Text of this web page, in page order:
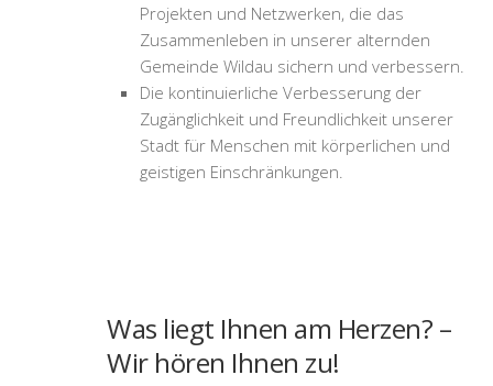
Projekten und Netzwerken, die das
Zusammenleben in unserer alternden
Gemeinde Wildau sichern und verbessern.
Die kontinuierliche Verbesserung der
Zugänglichkeit und Freundlichkeit unserer
Stadt für Menschen mit körperlichen und
geistigen Einschränkungen.
Was liegt Ihnen am Herzen? –
Wir hören Ihnen zu!